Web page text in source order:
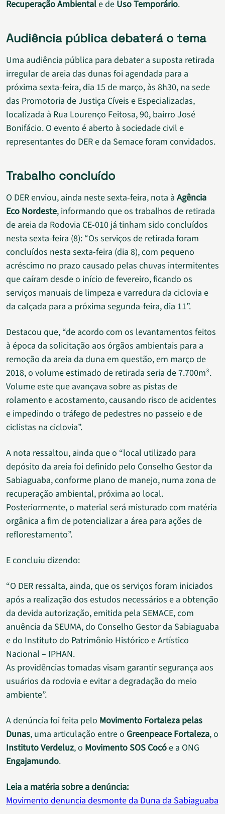
Recuperação Ambientale de Uso Temporário.
Audiência pública debaterá o tema
Uma audiência pública para debater a suposta retirada
irregular de areia das dunas foi agendada para a
próxima sexta-feira, dia 15 de março, às 8h30, na sede
das Promotoria de Justiça Cíveis e Especializadas,
localizada à Rua Lourenço Feitosa, 90, bairro José
Bonifácio. O evento é aberto à sociedade civil e
representantes do DER e da Semace foram convidados.
Trabalho concluído
O DER enviou, ainda neste sexta-feira, nota à Agência
Eco Nordeste, informando que os trabalhos de retirada
de areia da Rodovia CE-010 já tinham sido concluídos
nesta sexta-feira (8): “Os serviços de retirada foram
concluídos nesta sexta-feira (dia 8), com pequeno
acréscimo no prazo causado pelas chuvas intermitentes
que caíram desde o início de fevereiro, ficando os
serviços manuais de limpeza e varredura da ciclovia e
da calçada para a próxima segunda-feira, dia 11”.
Destacou que, “de acordo com os levantamentos feitos
à época da solicitação aos órgãos ambientais para a
remoção da areia da duna em questão, em março de
2018, o volume estimado de retirada seria de 7.700m³.
Volume este que avançava sobre as pistas de
rolamento e acostamento, causando risco de acidentes
e impedindo o tráfego de pedestres no passeio e de
ciclistas na ciclovia”.
A nota ressaltou, ainda que o “local utilizado para
depósito da areia foi definido pelo Conselho Gestor da
Sabiaguaba, conforme plano de manejo, numa zona de
recuperação ambiental, próxima ao local.
Posteriormente, o material será misturado com matéria
orgânica a fim de potencializar a área para ações de
reflorestamento”.
E concluiu dizendo:
“O DER ressalta, ainda, que os serviços foram iniciados
após a realização dos estudos necessários e a obtenção
da devida autorização, emitida pela SEMACE, com
anuência da SEUMA, do Conselho Gestor da Sabiaguaba
e do Instituto do Patrimônio Histórico e Artístico
Nacional – IPHAN.
As providências tomadas visam garantir segurança aos
usuários da rodovia e evitar a degradação do meio
ambiente”.
A denúncia foi feita pelo Movimento Fortaleza pelas
Dunas, uma articulação entre o Greenpeace Fortaleza, o
Instituto Verdeluz, o Movimento SOS Cocóe a ONG
Engajamundo.
Leia a matéria sobre a denúncia:
Movimento denuncia desmonte da Duna da Sabiaguaba